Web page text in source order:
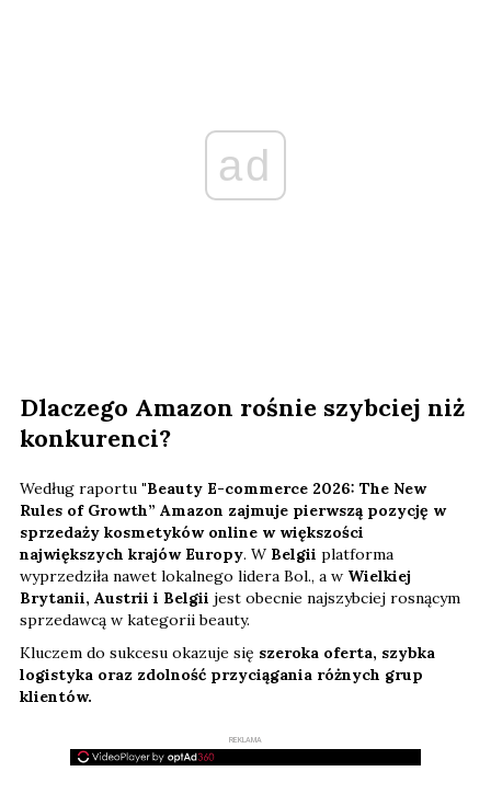
ad
Dlaczego Amazon rośnie szybciej niż
konkurenci?
Według raportu "Beauty E-commerce 2026: The New
Rules of Growth” Amazon zajmuje pierwszą pozycję w
sprzedaży kosmetyków online w większości
największych krajów Europy. W Belgii platforma
wyprzedziła nawet lokalnego lidera Bol., a w Wielkiej
Brytanii, Austrii i Belgii jest obecnie najszybciej rosnącym
sprzedawcą w kategorii beauty.
Kluczem do sukcesu okazuje się szeroka oferta, szybka
logistyka oraz zdolność przyciągania różnych grup
klientów.
REKLAMA